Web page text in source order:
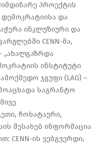
პროექტის
დემოკრატიისა და
ინკლუზიური და
CENN-მა,
„ახალგაზრდა
ინსტიტუტი
ჯგუფი (LAG) –
საგრანტო
ჩოხატაური,
შესახებ ინფორმაცია
CENN-ის ვებგვერდი,